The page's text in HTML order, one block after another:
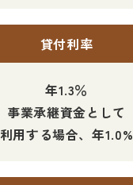
貸付利率
年1.3％
事業承継資金として
利用する場合、年1.0%